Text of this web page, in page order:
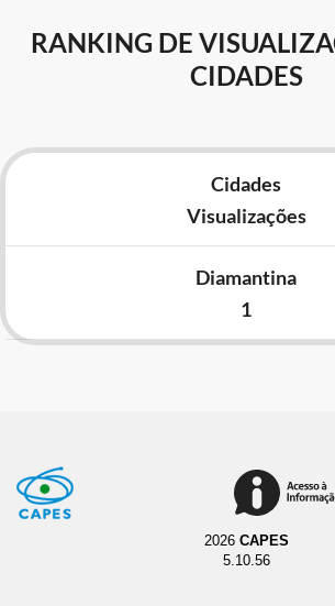
RANKING DE
CIDADES
Cidades
Visualizações
Diamantina
1
2026 CAPES
5.10.56